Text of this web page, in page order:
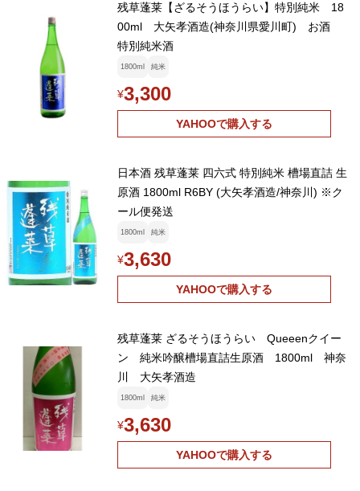
残草蓬莱【ざるそうほうらい】特別純米 18
00ml 大矢孝酒造(神奈川県愛川町) お酒
特別純米酒
1800ml 純米
¥3,300
YAHOOで購入する
日本酒 残草蓬莱 四六式 特別純米 槽場直詰 生
原酒 1800ml R6BY (大矢孝酒造/神奈川) ※ク
ール便発送
1800ml 純米
¥3,630
YAHOOで購入する
残草蓬莱 ざるそうほうらい Queeenクイー
ン 純米吟醸槽場直詰生原酒 1800ml 神奈
川 大矢孝酒造
1800ml 純米
¥3,630
YAHOOで購入する